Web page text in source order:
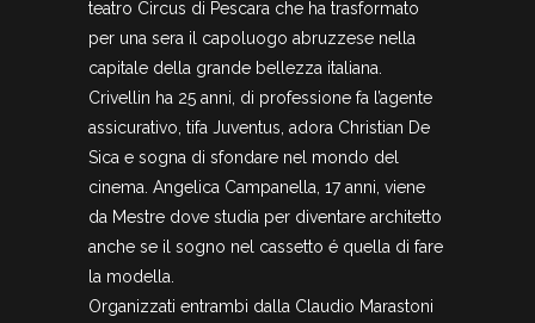
teatro Circus di Pescara che ha trasformato
per una sera il capoluogo abruzzese nella
capitale della grande bellezza italiana.
Crivellin ha 25 anni, di professione fa l’agente
assicurativo, tifa Juventus, adora Christian De
Sica e sogna di sfondare nel mondo del
cinema. Angelica Campanella, 17 anni, viene
da Mestre dove studia per diventare architetto
anche se il sogno nel cassetto é quella di fare
la modella.
Organizzati entrambi dalla Claudio Marastoni